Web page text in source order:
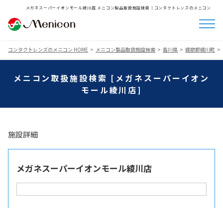
メガネスーパーイオンモール綾川店 メニコン製品取扱施設検索│コンタクトレンズのメニコン
コンタクトレンズのメニコン HOME メニコン製品取扱施設検索 香川県 綾歌郡綾川町
メニコン取扱施設検索 [メガネスーパーイオン
モール綾川店]
施設詳細
メガネスーパーイオンモール綾川店